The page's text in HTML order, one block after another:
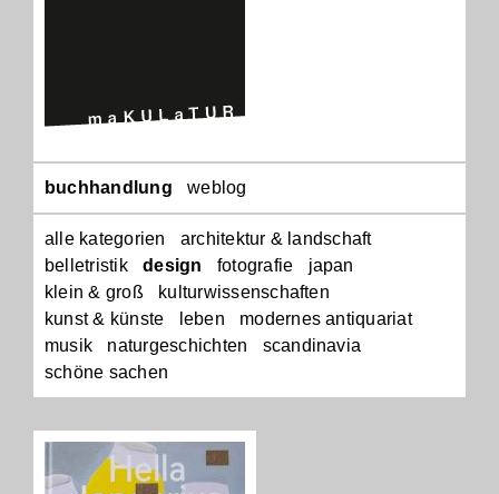
Navigation
buchhandlung weblog
alle kategorien
architektur & landschaft
belletristik
design fotografie
japan
klein & groß
kulturwissenschaften
kunst & künste
leben
modernes antiquariat
musik
naturgeschichten
scandinavia
schöne sachen